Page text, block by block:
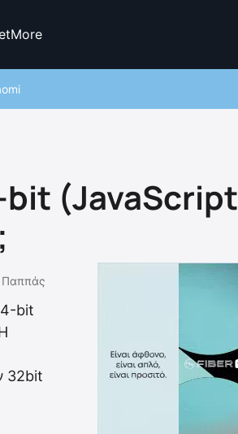
More
bit (JavaScript
Παππάς
bit
32bit